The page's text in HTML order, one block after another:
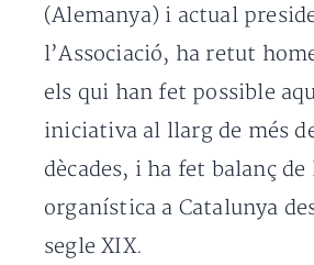
(Alemanya) i actual
l’Associació, ha retut
els qui han fet possible
iniciativa al llarg de més
dècades, i ha fet balanç
organística a Catalunya
segle XIX.